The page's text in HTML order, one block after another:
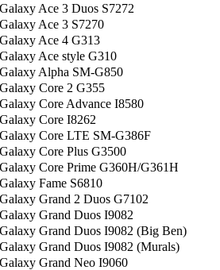
Ace 3 Duos S7272
Ace 3 S7270
Ace 4 G313
Ace style G310
Alpha SM-G850
Core 2 G355
Core Advance I8580
Core I8262
Core LTE SM-G386F
Core Plus G3500
Core Prime G360H/G361H
Fame S6810
Grand 2 Duos G7102
Grand Duos I9082
Grand Duos I9082 (Big Ben)
Grand Duos I9082 (Murals)
Grand Neo I9060